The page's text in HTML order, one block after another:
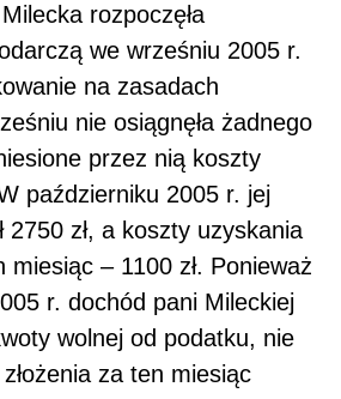
rozpoczęła
we wrześniu 2005 r.
na zasadach
nie osiągnęła żadnego
przez nią koszty
październiku 2005 r. jej
2750 zł, a koszty uzyskania
– 1100 zł. Ponieważ
r. dochód pani Mileckiej
wolnej od podatku, nie
za ten miesiąc